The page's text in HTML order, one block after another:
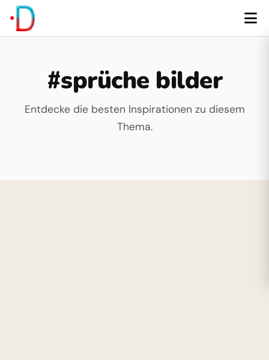
#sprüche bilder
Entdecke die besten Inspirationen zu diesem
Thema.